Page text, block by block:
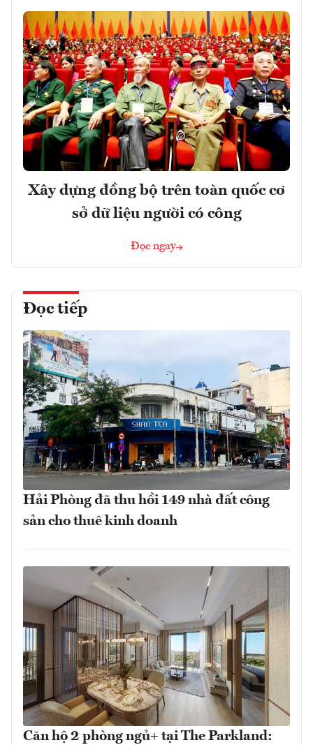
Xây dựng đồng bộ trên toàn quốc cơ
sở dữ liệu người có công
Đọc ngay
Đọc tiếp
Hải Phòng đã thu hồi 149 nhà đất công
sản cho thuê kinh doanh
Căn hộ 2 phòng ngủ+ tại The Parkland: